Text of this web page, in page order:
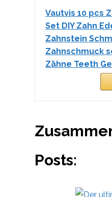
Vautvis 10 pcs
Set DIY Zahn
Zahnstein
Zahnschmuck
Zähne Teeth
Posts: